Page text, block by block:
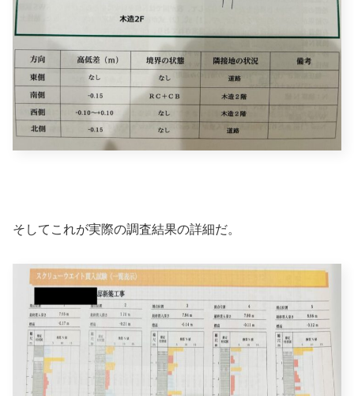
そしてこれが実際の調査結果の詳細だ。